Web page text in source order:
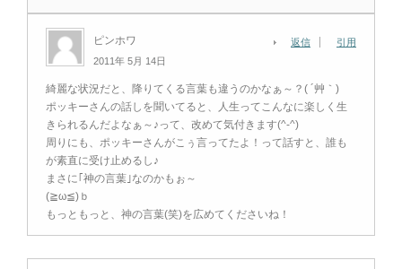
ピンホワ
2011年 5月 14日
返信 引用
綺麗な状況だと、降りてくる言葉も違うのかなぁ～？( ´艸｀)
ポッキーさんの話しを聞いてると、人生ってこんなに楽しく生
きられるんだよなぁ～♪って、改めて気付きます(^-^)
周りにも、ポッキーさんがこぅ言ってたよ！って話すと、誰も
が素直に受け止めるし♪
まさに｢神の言葉｣なのかもぉ～
(≧ω≦)ｂ
もっともっと、神の言葉(笑)を広めてくださいね！